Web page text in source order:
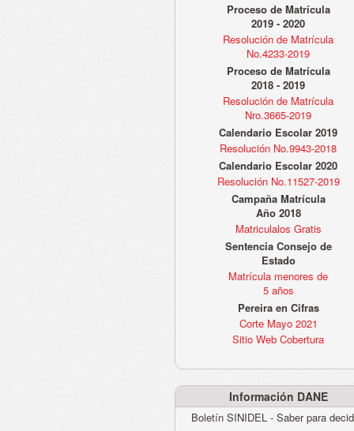
Proceso de Matrícula
2019 - 2020
Resolución de Matrícula
No.4233-2019
Proceso de Matrícula
2018 - 2019
Resolución de Matrícula
Nro.3665-2019
Calendario Escolar 2019
Resolución No.9943-2018
Calendario Escolar 2020
Resolución No.11527-2019
Campaña Matrícula
Año 2018
Matriculalos Gratis
Sentencia Consejo de
Estado
Matrícula menores de
5 años
Pereira en Cifras
Corte Mayo 2021
Sitio Web Cobertura
Información DANE
Boletín SINIDEL - Saber para